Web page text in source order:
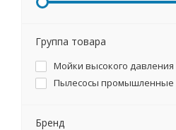
Группа товара
Мойки высокого давления
Пылесосы промышленные
Бренд